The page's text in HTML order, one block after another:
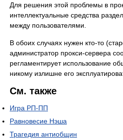
Для решения этой проблемы в
интеллектуальные средства
между пользователями.
В обоих случаях нужен кто-то
администратор прокси-сервера
регламентирует использование
никому излишне его
См. также
Игра РП-ПП
Равновесие Нэша
Трагедия антиобщин